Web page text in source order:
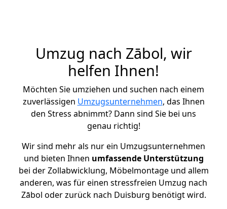
Umzug nach Zābol, wir
helfen Ihnen!
Möchten Sie umziehen und suchen nach einem
zuverlässigen Umzugsunternehmen, das Ihnen
den Stress abnimmt? Dann sind Sie bei uns
genau richtig!
Wir sind mehr als nur ein Umzugsunternehmen
und bieten Ihnen umfassende Unterstützung
bei der Zollabwicklung, Möbelmontage und allem
anderen, was für einen stressfreien Umzug nach
Zābol oder zurück nach Duisburg benötigt wird.